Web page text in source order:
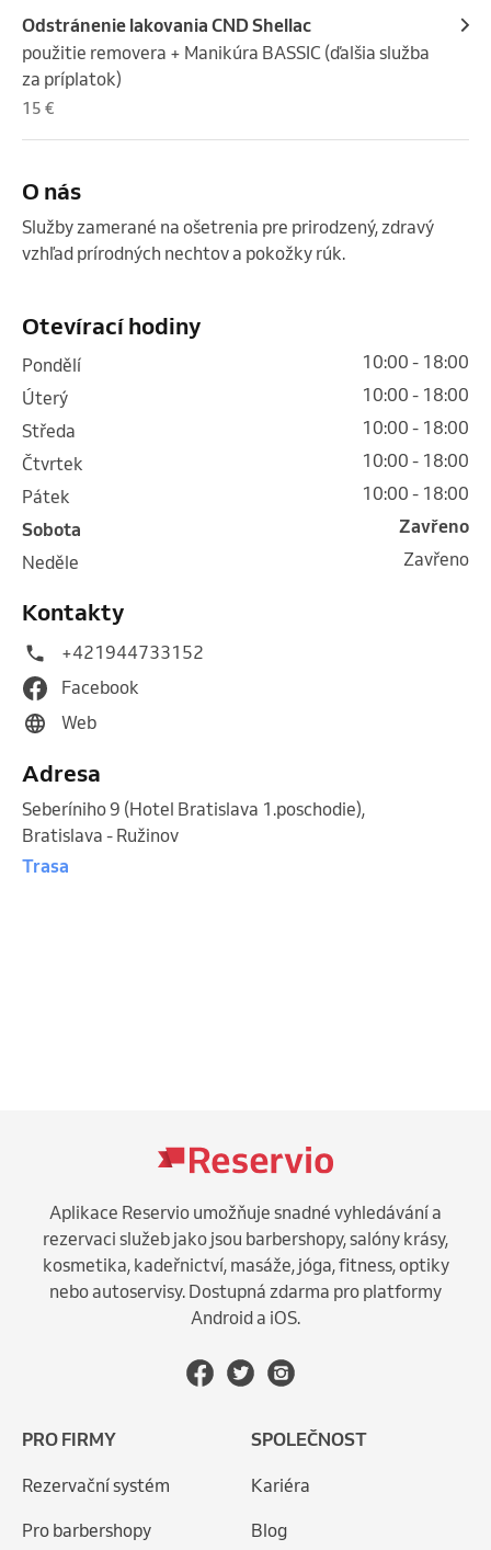
Odstránenie lakovania CND Shellac
použitie removera + Manikúra BASSIC (ďalšia služba
za príplatok)
15 €
O nás
Služby zamerané na ošetrenia pre prirodzený, zdravý
vzhľad prírodných nechtov a pokožky rúk.
Otevírací hodiny
pondělí
10:00 - 18:00
úterý
10:00 - 18:00
středa
10:00 - 18:00
čtvrtek
10:00 - 18:00
pátek
10:00 - 18:00
sobota
Zavřeno
neděle
Zavřeno
Kontakty
+421944733152
Facebook
Web
Adresa
Seberíniho 9 (Hotel Bratislava 1.poschodie),
Bratislava - Ružinov
Trasa
Aplikace Reservio umožňuje snadné vyhledávání a
rezervaci služeb jako jsou barbershopy, salóny krásy,
kosmetika, kadeřnictví, masáže, jóga, fitness, optiky
nebo autoservisy. Dostupná zdarma pro platformy
Android a iOS.
PRO FIRMY
Rezervační systém
Pro barbershopy
SPOLEČNOST
Kariéra
Blog